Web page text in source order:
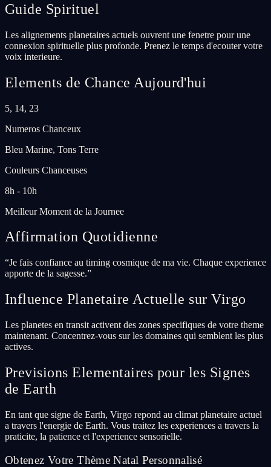
Guide Spirituel
Les alignements planetaires actuels ouvrent une fenetre pour une
connexion spirituelle plus profonde. Prenez le temps d'ecouter votre
voix interieure.
Elements de Chance Aujourd'hui
5, 14, 23
Numeros Chanceux
Bleu Marine, Tons Terre
Couleurs Chanceuses
8h - 10h
Meilleur Moment de la Journee
Affirmation Quotidienne
“Je fais confiance au timing cosmique de ma vie. Chaque experience
apporte de la sagesse.”
Influence Planetaire Actuelle sur Virgo
Les planetes en transit activent des zones specifiques de votre theme
maintenant. Concentrez-vous sur les domaines qui semblent les plus
actives.
Previsions Elementaires pour les Signes
de Earth
En tant que signe de Earth, Virgo repond au climat planetaire actuel
a travers l'energie de Earth. Vous traitez les experiences a travers la
praticite, la patience et l'experience sensorielle.
Obtenez Votre Thème Natal Personnalisé